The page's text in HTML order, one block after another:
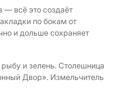
— всё это создаёт
по бокам от
и дольше сохраняет
и зелень. Столешница
Двор». Измельчитель